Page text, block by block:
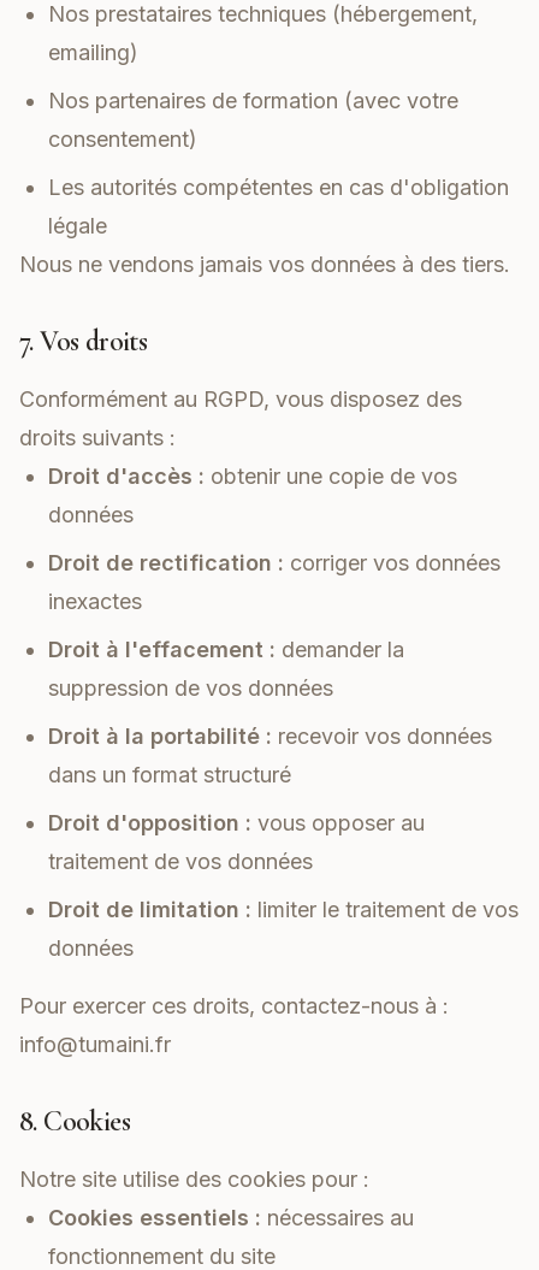
Nos prestataires techniques (hébergement,
emailing)
Nos partenaires de formation (avec votre
consentement)
Les autorités compétentes en cas d'obligation
légale
Nous ne vendons jamais vos données à des tiers.
7. Vos droits
Conformément au RGPD, vous disposez des
droits suivants :
Droit d'accès : obtenir une copie de vos
données
Droit de rectification : corriger vos données
inexactes
Droit à l'effacement : demander la
suppression de vos données
Droit à la portabilité : recevoir vos données
dans un format structuré
Droit d'opposition : vous opposer au
traitement de vos données
Droit de limitation : limiter le traitement de vos
données
Pour exercer ces droits, contactez-nous à :
info@tumaini.fr
8. Cookies
Notre site utilise des cookies pour :
Cookies essentiels : nécessaires au
fonctionnement du site